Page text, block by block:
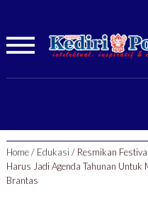
Home/ Edukasi / Resmikan
Harus Jadi Agenda Tahunan Untuk
Brantas